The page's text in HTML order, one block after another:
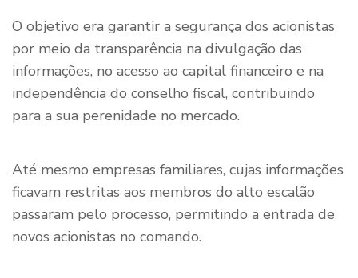
O objetivo era garantir a segurança dos acionistas
por meio da transparência na divulgação das
informações, no acesso ao capital financeiro e na
independência do conselho fiscal, contribuindo
para a sua perenidade no mercado.
Até mesmo empresas familiares, cujas informações
ficavam restritas aos membros do alto escalão
passaram pelo processo, permitindo a entrada de
novos acionistas no comando.